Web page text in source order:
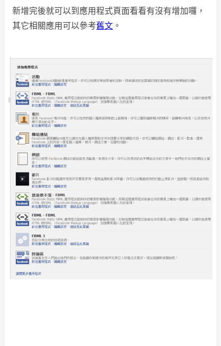
新增完後就可以到應用程式頁面看看有沒有增加囉，
其它相關應用可以參考舊文 。